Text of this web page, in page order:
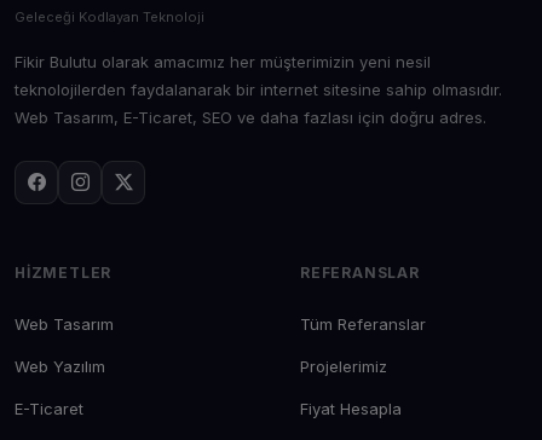
Geleceği Kodlayan Teknoloji
Fikir Bulutu olarak amacımız her müşterimizin yeni nesil
teknolojilerden faydalanarak bir internet sitesine sahip olmasıdır.
Web Tasarım, E-Ticaret, SEO ve daha fazlası için doğru adres.
HIZMETLER
Web Tasarım
Web Yazılım
E-Ticaret
REFERANSLAR
Tüm Referanslar
Projelerimiz
Fiyat Hesapla